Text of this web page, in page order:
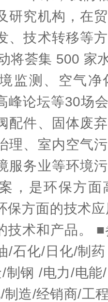
研究机构，在
、技术转移等
将荟集 500 家
监测、空气净
峰论坛等30场
配件、固体废
理、室内空气
服务业等环境
，是环保方
保方面的技术
技术和产品。
/石化/日化/制
制钢 /电力/电
制造/经销商/工